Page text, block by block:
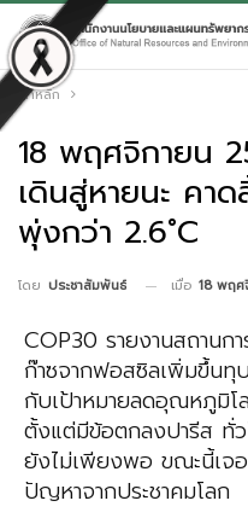
หน้าหลัก
18 พฤศจิกายน
เดินสู่หายนะ ค
พุ่งกว่า 2.6˚C
โดย ประชาสัมพันธ์ เมื่อ 18 พฤศ
COP30 รายงานสถาน
ก๊าซจากฟอสซิลเพิ่มขึ้นทุ
กับเป้าหมายลดอุณหภูมิโ
ตั้งแต่มีข้อตกลงปารีส ทั่
ยังไม่เพียงพอ ขณะนี้เ
ปัญหาจากประชาคมโลก